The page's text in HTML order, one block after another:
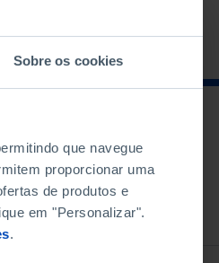
Sobre os cookies
que navegue
proporcionar uma
de produtos e
em "Personalizar".
.
ORDENAR POR